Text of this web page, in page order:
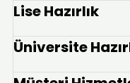
Lise Hazırlık
Üniversite